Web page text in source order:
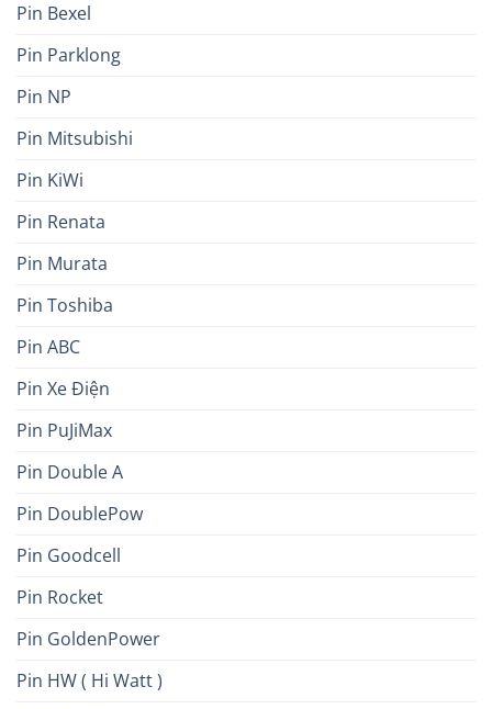
Pin Bexel
Pin Parklong
Pin NP
Pin Mitsubishi
Pin KiWi
Pin Renata
Pin Murata
Pin Toshiba
Pin ABC
Pin Xe Điện
Pin PuJiMax
Pin Double A
Pin DoublePow
Pin Goodcell
Pin Rocket
Pin GoldenPower
Pin HW ( Hi Watt )